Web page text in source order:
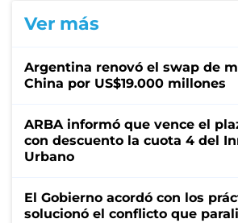
Ver más
Argentina renovó el swap de
China por US$19.000 millones
ARBA informó que vence el
con descuento la cuota 4 del
Urbano
El Gobierno acordó con los
solucionó el conflicto que